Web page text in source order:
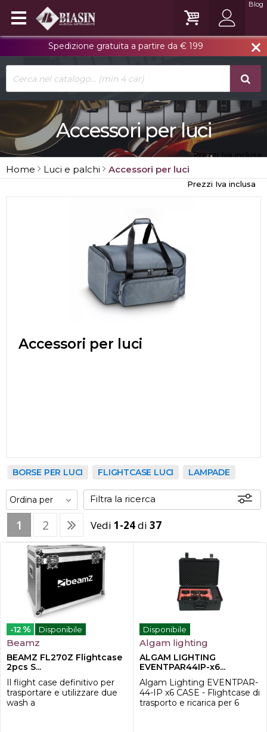
close
Spedizione gratuita a partire da € 199
Blog
Accessori per luci
Prezzi Iva inclusa
Home Luci e palchi Accessori per luci
Prezzi Iva inclusa
Accessori per luci
BORSE PER LUCI FLIGHTCASE LUCI LAMPADE
Filtra la ricerca
Offerte Disponibili
1 2 Vedi 1-24di 37
-12 % Disponibile
Beamz
BEAMZ FL270Z Flightcase
2pcs S...
Il flight case definitivo per
trasportare e utilizzare due
wash a
Disponibile
Algam lighting
ALGAM LIGHTING
EVENTPAR44IP-x6...
Algam Lighting EVENTPAR-
44-IP x6 CASE - Flightcase di
trasporto e ricarica per 6